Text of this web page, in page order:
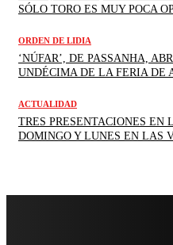
SÓLO TORO ES MUY POCA
ORDEN DE LIDIA
‘NÚFAR’, DE PASSANHA,
UNDÉCIMA DE LA FERIA DE
ACTUALIDAD
TRES PRESENTACIONES
DOMINGO Y LUNES EN LAS